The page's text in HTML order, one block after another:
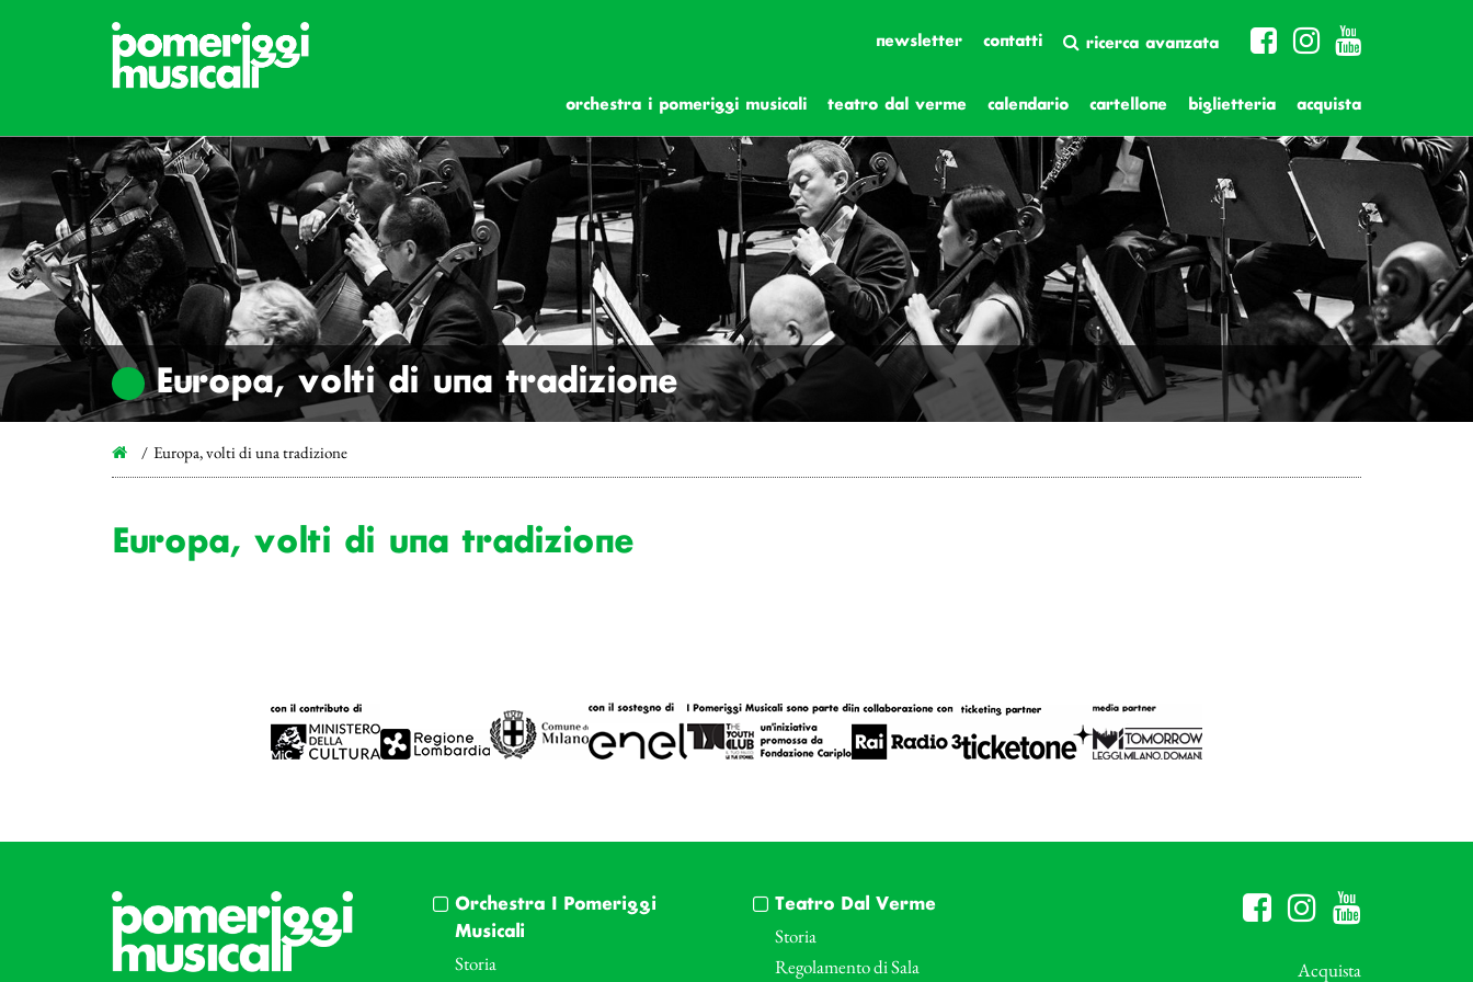
newsletter contatti ricerca avanzata
orchestra i pomeriggi musicali teatro dal verme calendario cartellone biglietteria acquista
Europa, volti di una tradizione
Europa, volti di una tradizione
Europa, volti di una tradizione
Orchestra I Pomeriggi
Musicali
Storia
Teatro Dal Verme
Storia
Regolamento di Sala
Acquista